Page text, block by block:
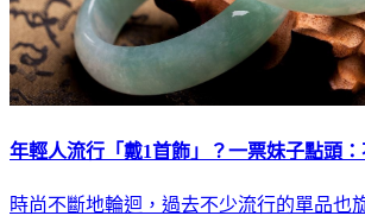
年輕人流行「戴1首飾」？一票妹子點頭
時尚不斷地輪迴，過去不少流行的單品也